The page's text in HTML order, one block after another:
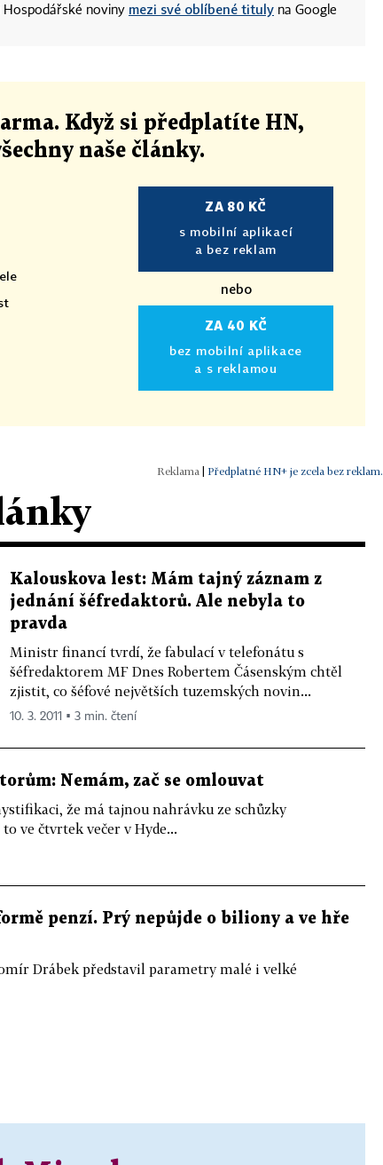
Hospodářské noviny mezi své oblíbené tituly na Google
Když si předplatíte HN,
naše články.
ZA 80 KČ
s mobilní aplikací
a bez reklam
nebo
ZA 40 KČ
bez mobilní aplikace
a s reklamou
Předplatné HN+ je zcela bez reklam.
Kalouskova lest: Mám tajný záznam z
jednání šéfredaktorů. Ale nebyla to
pravda
Ministr financí tvrdí, že fabulací v telefonátu s
šéfredaktorem MF Dnes Robertem Čásenským chtěl
zjistit, co šéfové největších tuzemských novin...
10. 3. 2011 ▪ 3 min. čtení
Nemám, zač se omlouvat
že má tajnou nahrávku ze schůzky
ve čtvrtek večer v Hyde...
penzí. Prý nepůjde o biliony a ve hře
Drábek představil parametry malé i velké